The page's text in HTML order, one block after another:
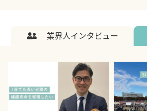
業界人インタビュー